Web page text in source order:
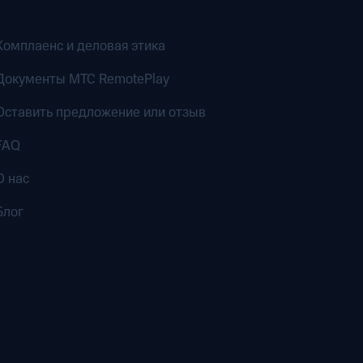
и деловая этика
MTC RemotePlay
предложение или отзыв
нас